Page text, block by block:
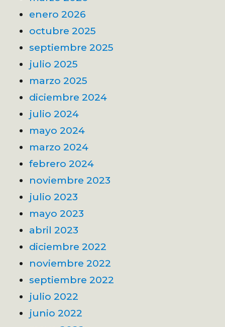
enero 2026
octubre 2025
septiembre 2025
julio 2025
marzo 2025
diciembre 2024
julio 2024
mayo 2024
marzo 2024
febrero 2024
noviembre 2023
julio 2023
mayo 2023
abril 2023
diciembre 2022
noviembre 2022
septiembre 2022
julio 2022
junio 2022